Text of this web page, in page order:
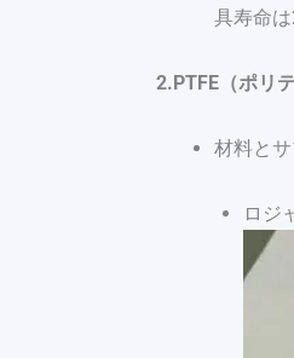
具寿命
2.PTFE（ポリ
材料と
ロジ